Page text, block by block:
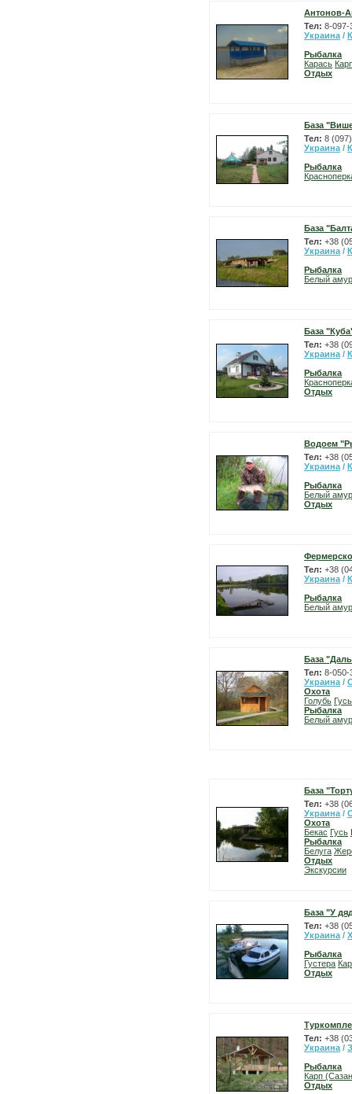
Антонов-
Тел: 8-097-
Украина /
Рыбалка
Карась
Отдых
База
Тел: 8
Украина /
Рыбалка
База
Тел: +38
Украина /
Рыбалка
Белый амур
База
Тел: +38
Украина /
Рыбалка
Отдых
Водоем
Тел: +38
Украина /
Рыбалка
Белый амур
Отдых
Тел: +38
Украина /
Рыбалка
Белый амур
База
Тел: 8-050-
Украина /
Охота
Голубь Гусь
Рыбалка
Белый амур
База
Тел: +38
Украина /
Охота
Бекас Гусь
Рыбалка
Белуга
Отдых
Экскурсии
База "У
Тел: +38
Украина /
Рыбалка
Густера
Отдых
Тел: +38
Украина /
Рыбалка
Карп
Отдых